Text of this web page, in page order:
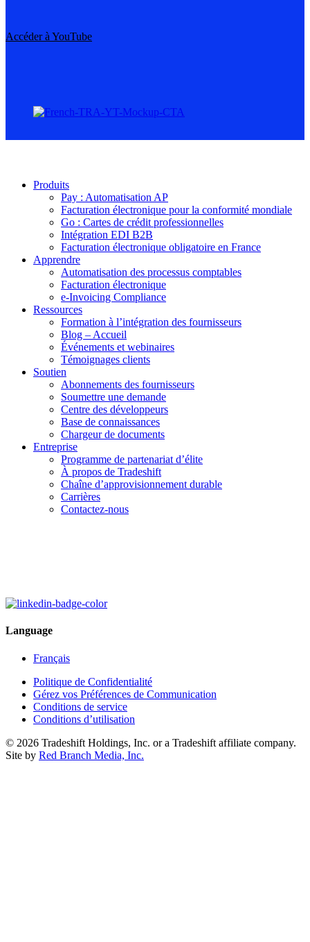
Accéder à YouTube
Produits
Pay : Automatisation AP
Facturation électronique pour la conformité mondiale
Go : Cartes de crédit professionnelles
Intégration EDI B2B
Facturation électronique obligatoire en France
Apprendre
Automatisation des processus comptables
Facturation électronique
e-Invoicing Compliance
Ressources
Formation à l’intégration des fournisseurs
Blog – Accueil
Événements et webinaires
Témoignages clients
Soutien
Abonnements des fournisseurs
Soumettre une demande
Centre des développeurs
Base de connaissances
Chargeur de documents
Entreprise
Programme de partenariat d’élite
À propos de Tradeshift
Chaîne d’approvisionnement durable
Carrières
Contactez-nous
Language
Français
Politique de Confidentialité
Gérez vos Préférences de Communication
Conditions de service
Conditions d’utilisation
© 2026 Tradeshift Holdings, Inc. or a Tradeshift affiliate company.
Site by Red Branch Media, Inc.